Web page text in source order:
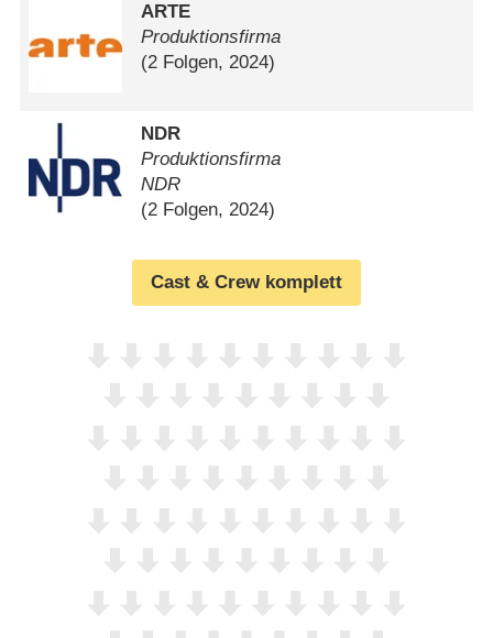
ARTE
Produktionsfirma
(2 Folgen, 2024)
NDR
Produktionsfirma
NDR
(2 Folgen, 2024)
Cast & Crew komplett